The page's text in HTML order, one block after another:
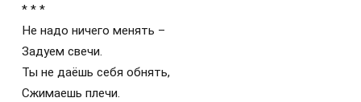
* * *
Не надо ничего менять –
Задуем свечи.
Ты не даёшь себя обнять,
Сжимаешь плечи.